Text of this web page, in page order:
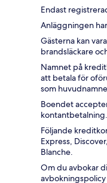
Endast
Anläggningen
Gästerna kan
brandsläckare
Namnet på
att betala för
som
Boendet
kontantbetalning.
Följande
Express,
Blanche.
Om du avbokar